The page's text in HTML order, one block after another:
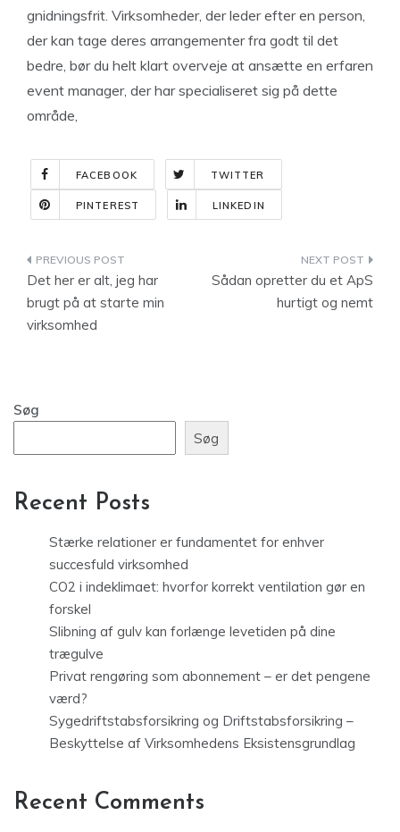
gnidningsfrit. Virksomheder, der leder efter en person,
der kan tage deres arrangementer fra godt til det
bedre, bør du helt klart overveje at ansætte en erfaren
event manager, der har specialiseret sig på dette
område,
FACEBOOK TWITTER
PINTEREST LINKEDIN
Indlægsnavigation
Det her er alt, jeg har
brugt på at starte min
virksomhed
Sådan opretter du et ApS
hurtigt og nemt
Søg
Søg
Recent Posts
Stærke relationer er fundamentet for enhver
succesfuld virksomhed
CO2 i indeklimaet: hvorfor korrekt ventilation gør en
forskel
Slibning af gulv kan forlænge levetiden på dine
trægulve
Privat rengøring som abonnement – er det pengene
værd?
Sygedriftstabsforsikring og Driftstabsforsikring –
Beskyttelse af Virksomhedens Eksistensgrundlag
Recent Comments